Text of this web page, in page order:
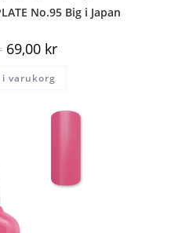
No.95 Big i Japan
69,00 kr
varukorg